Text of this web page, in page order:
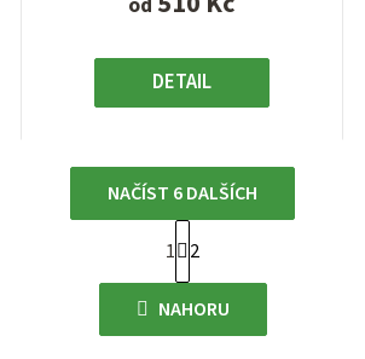
DETAIL
O
v
l
NAČÍST 6 DALŠÍCH
S
t
r
á
1 2
NAHORU